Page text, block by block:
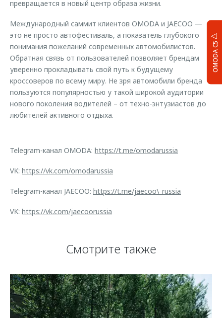
OMODA C5
превращается в новый центр образа жизни.
Международный саммит клиентов OMODA и JAECOO —
это не просто автофестиваль, а показатель глубокого
понимания пожеланий современных автомобилистов.
Обратная связь от пользователей позволяет брендам
уверенно прокладывать свой путь к будущему
кроссоверов по всему миру. Не зря автомобили бренда
пользуются популярностью у такой широкой аудитории
нового поколения водителей – от техно-энтузиастов до
любителей активного отдыха.
Telegram-канал OMODA: https://t.me/omodarussia
VK: https://vk.com/omodarussia
Telegram-канал JAECOO: https://t.me/jaecoo\_russia
VK: https://vk.com/jaecoorussia
Смотрите также